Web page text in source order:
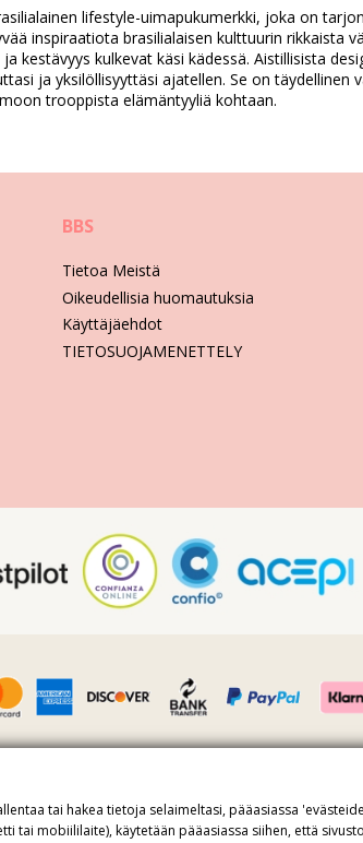
eivät sisälly toimitukseen)
L (7899810298362)
lifestyle-uimapukumerkki, joka on
inspiraatiota brasilialaisen kulttuurin rikkaista
kestävyys kulkevat käsi kädessä. Aistillisista
ja yksilöllisyyttäsi ajatellen. Se on
trooppista elämäntyyliä kohtaan.
BBS
Tietoa Meistä
Oikeudellisia huomautuksia
Käyttäjäehdot
TIETOSUOJAMENETTELY
alv:n · ALV-numero FR36509778270 · Kaikki
Site protected by reCAPTCHA.Privacy
tai hakea tietoja selaimeltasi, pääasiassa
tai mobiililaite), käytetään pääasiassa siihen, että